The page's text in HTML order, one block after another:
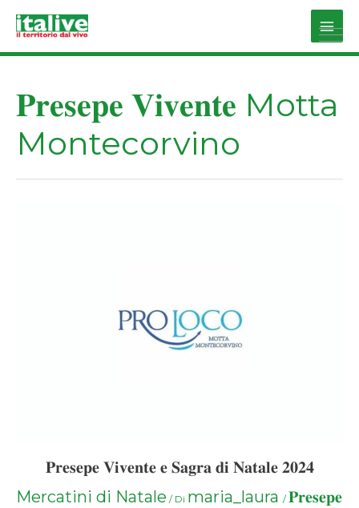
Main
𝐏𝐫𝐞𝐬𝐞𝐩𝐞 𝐕𝐢𝐯𝐞𝐧𝐭𝐞 Motta
Montecorvino
𝐏𝐫𝐞𝐬𝐞𝐩𝐞 𝐕𝐢𝐯𝐞𝐧𝐭𝐞 𝐞 𝐒𝐚𝐠𝐫𝐚 𝐝𝐢 𝐍𝐚𝐭𝐚𝐥𝐞 𝟐𝟎𝟐𝟒
Mercatini di Natale / Di maria_laura / 𝐏𝐫𝐞𝐬𝐞𝐩𝐞